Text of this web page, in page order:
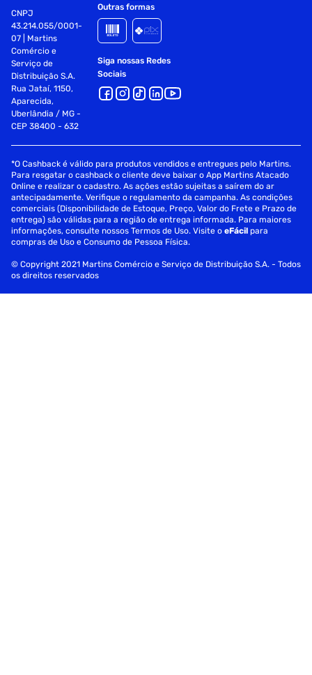
CNPJ
43.214.055/0001-
07 | Martins
Comércio e
Serviço de
Distribuição S.A.
Rua Jataí, 1150,
Aparecida,
Uberlândia / MG -
CEP 38400 - 632
Outras formas
Siga nossas Redes
Sociais
*O Cashback é válido para produtos vendidos e entregues pelo Martins.
Para resgatar o cashback o cliente deve baixar o App Martins Atacado
Online e realizar o cadastro. As ações estão sujeitas a saírem do ar
antecipadamente. Verifique o regulamento da campanha. As condições
comerciais (Disponibilidade de Estoque, Preço, Valor do Frete e Prazo de
entrega) são válidas para a região de entrega informada. Para maiores
informações, consulte nossos Termos de Uso. Visite oeFácil para
compras de Uso e Consumo de Pessoa Física.
© Copyright 2021 Martins Comércio e Serviço de Distribuição S.A. - Todos
os direitos reservados